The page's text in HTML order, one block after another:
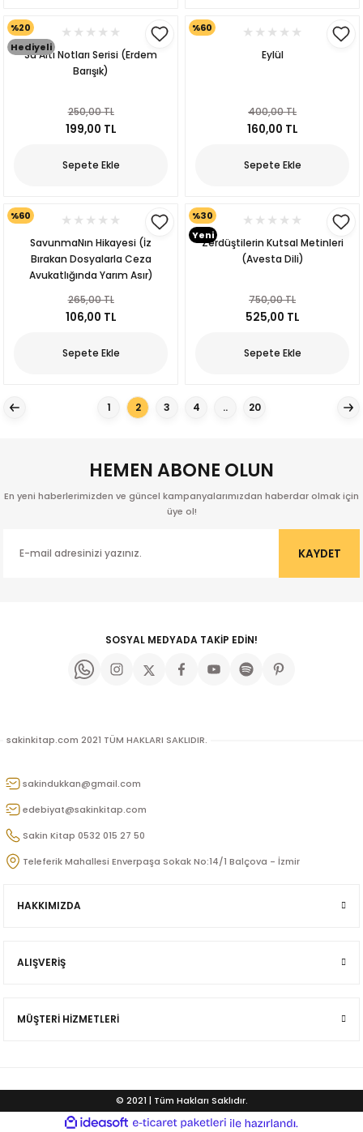
%20
Hediyeli
Su Altı Notları Serisi (Erdem
Barışık)
250,00 TL
199,00 TL
Sepete Ekle
%60
Eylül
400,00 TL
160,00 TL
Sepete Ekle
%60
SavunmaNın Hikayesi (İz
Bırakan Dosyalarla Ceza
Avukatlığında Yarım Asır)
265,00 TL
106,00 TL
Sepete Ekle
%30
Yeni
Zerdüştilerin Kutsal Metinleri
(Avesta Dili)
750,00 TL
525,00 TL
Sepete Ekle
1 2 3 4 .. 20
HEMEN ABONE OLUN
En yeni haberlerimizden ve güncel kampanyalarımızdan haberdar olmak için
üye ol!
KAYDET
SOSYAL MEDYADA TAKİP EDİN!
sakinkitap.com 2021 TÜM HAKLARI SAKLIDIR.
sakindukkan@gmail.com
edebiyat@sakinkitap.com
Sakin Kitap 0532 015 27 50
Teleferik Mahallesi Enverpaşa Sokak No:14/1 Balçova - İzmir
HAKKIMIZDA
ALIŞVERİŞ
MÜŞTERİ HİZMETLERİ
© 2021 | Tüm Hakları Saklıdır.
ideasoft
e-